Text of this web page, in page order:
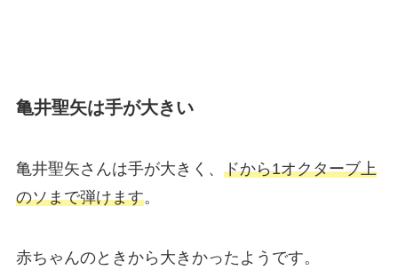
亀井聖矢は手が大きい
亀井聖矢さんは手が大きく、 ドから1オクターブ上
のソまで弾けます。
赤ちゃんのときから大きかったようです。